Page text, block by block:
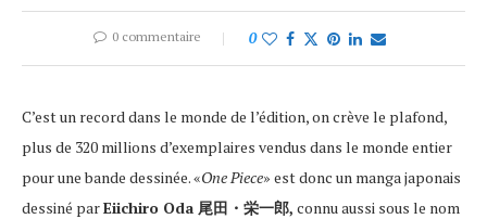
0 commentaire 0
C’est un record dans le monde de l’édition, on crève le plafond,
plus de 320 millions d’exemplaires vendus dans le monde entier
pour une bande dessinée. «One Piece» est donc un manga japonais
dessiné parEiichiro Oda 尾田・栄一郎, connu aussi sous le nom